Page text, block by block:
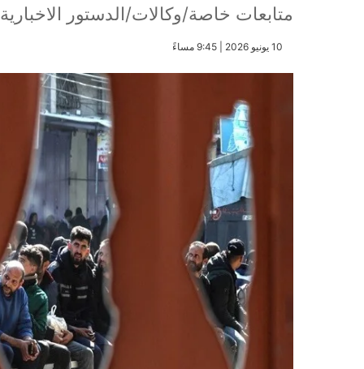
متابعات خاصة/وكالات/الدستور الاخبارية
​10 يونيو 2026 | 9:45 مساءً